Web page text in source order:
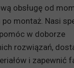
obsługę od
montaż. Nasi
w doborze
rozwiązań,
i zapewnić